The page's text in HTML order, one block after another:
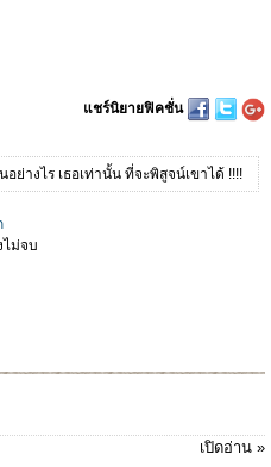
แชร์นิยายฟิคชั่น
อย่างไร เธอเท่านั้น ที่จะพิสูจน์เขาได้ !!!!
ไม่จบ
เปิดอ่าน »